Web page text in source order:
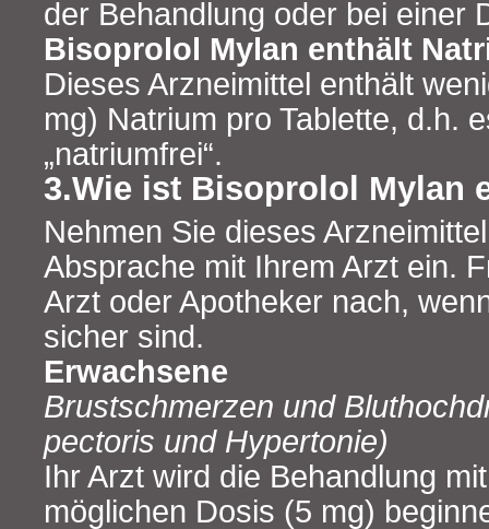
der Behandlung oder bei einer
Bisoprolol Mylan enthält
Dieses Arzneimittel enthält
mg) Natrium pro Tablette, d.h.
„natriumfrei“.
3.Wie ist Bisoprolol Mylan
Nehmen Sie dieses
Absprache mit Ihrem Arzt ein.
Arzt oder Apotheker nach,
sicher sind.
Erwachsene
Brustschmerzen und
pectoris und Hypertonie)
Ihr Arzt wird die Behandlung
möglichen Dosis (5 mg)